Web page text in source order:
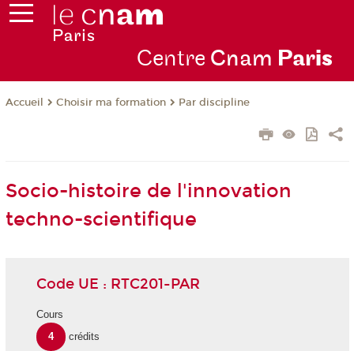
Centre Cnam Paris
Accueil Choisir ma formation Par discipline
Socio-histoire de l'innovation
techno-scientifique
Code UE : RTC201-PAR
Cours
4
crédits